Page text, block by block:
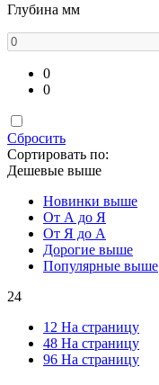
Глубина мм
0
0
Сбросить
Сортировать по:
Дешевые выше
Новинки выше
От А до Я
От Я до А
Дорогие выше
Популярные выше
24
12 На страницу
48 На страницу
96 На страницу